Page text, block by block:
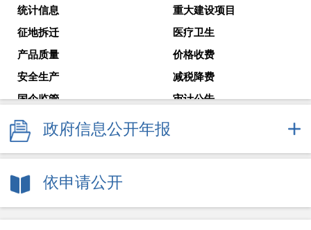
统计信息
重大建设项目
征地拆迁
医疗卫生
产品质量
价格收费
安全生产
减税降费
国企监管
审计公告
教育考试
解读回应
政府信息公开年报
依申请公开